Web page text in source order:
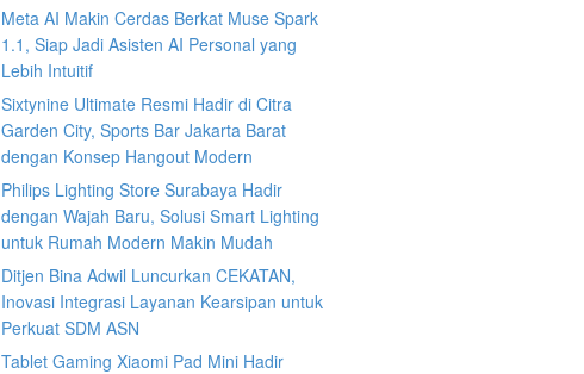
Meta AI Makin Cerdas Berkat Muse Spark
1.1, Siap Jadi Asisten AI Personal yang
Lebih Intuitif
Sixtynine Ultimate Resmi Hadir di Citra
Garden City, Sports Bar Jakarta Barat
dengan Konsep Hangout Modern
Philips Lighting Store Surabaya Hadir
dengan Wajah Baru, Solusi Smart Lighting
untuk Rumah Modern Makin Mudah
Ditjen Bina Adwil Luncurkan CEKATAN,
Inovasi Integrasi Layanan Kearsipan untuk
Perkuat SDM ASN
Tablet Gaming Xiaomi Pad Mini Hadir